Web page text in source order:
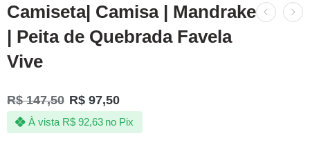
Camiseta| Camisa | Mandrake
| Peita de Quebrada Favela
Vive
R$147,50 R$ 97,50
À vista R$92,63 no Pix